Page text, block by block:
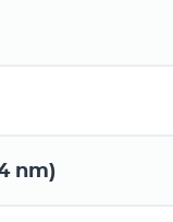
nm)